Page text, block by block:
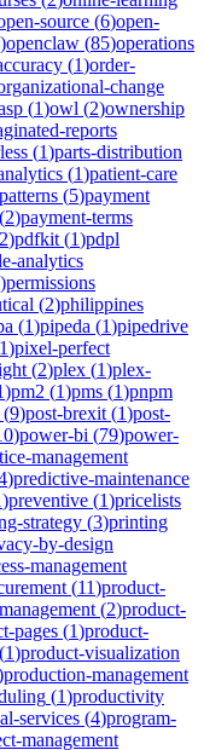
source (6)open-
)openclaw (85)operations
(1)order-
change
(1)owl (2)ownership
reports
(1)parts-distribution
(1)patient-care
patterns (5)payment
(2)payment-terms
2)pdfkit (1)pdpl
analytics
)permissions
(2)philippines
(1)pipeda (1)pipedrive
1)pixel-perfect
(2)plex (1)plex-
)pm2 (1)pms (1)pnpm
(9)post-brexit (1)post-
)power-bi (79)power-
management
)predictive-maintenance
)preventive (1)pricelists
strategy (3)printing
by-design
management
(11)product-
(2)product-
pages (1)product-
(1)product-visualization
production-management
(1)productivity
services (4)program-
management